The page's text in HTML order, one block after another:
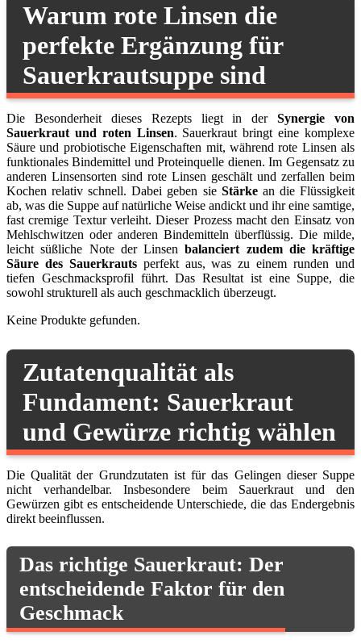
Warum rote Linsen die
perfekte Ergänzung für
Sauerkrautsuppe sind
Die Besonderheit dieses Rezepts liegt in derSynergie von
Sauerkraut und roten Linsen. Sauerkraut bringt eine komplexe
Säure und probiotische Eigenschaften mit, während rote Linsen als
funktionales Bindemittel und Proteinquelle dienen. Im Gegensatz zu
anderen Linsensorten sind rote Linsen geschält und zerfallen beim
Kochen relativ schnell. Dabei geben sie Stärkean die Flüssigkeit
ab, was die Suppe auf natürliche Weise andickt und ihr eine samtige,
fast cremige Textur verleiht. Dieser Prozess macht den Einsatz von
Mehlschwitzen oder anderen Bindemitteln überflüssig. Die milde,
leicht süßliche Note der Linsenbalanciert zudem die kräftige
Säure des Sauerkrautsperfekt aus, was zu einem runden und
tiefen Geschmacksprofil führt. Das Resultat ist eine Suppe, die
sowohl strukturell als auch geschmacklich überzeugt.
Keine Produkte gefunden.
Zutatenqualität als
Fundament: Sauerkraut
und Gewürze richtig wählen
Die Qualität der Grundzutaten ist für das Gelingen dieser Suppe
nicht verhandelbar. Insbesondere beim Sauerkraut und den
Gewürzen gibt es entscheidende Unterschiede, die das Endergebnis
direkt beeinflussen.
Das richtige Sauerkraut: Der
entscheidende Faktor für den
Geschmack